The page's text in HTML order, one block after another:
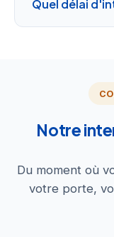
Quel délai
Notre
Du moment où
votre porte,